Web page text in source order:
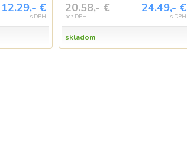
12.29,- €
s DPH
20.58,- €
bez DPH
24.49,- €
s DPH
skladom